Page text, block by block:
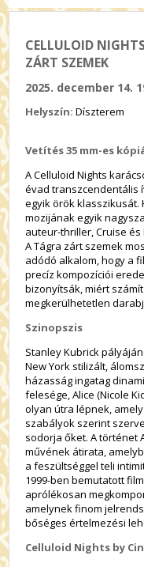
CELLULOID
ZÁRT SZEMEK
2025. december 14.
Helyszín:Díszterem
Vetítés 35 mm-es
A Celluloid Nights
évad transzcendentális
egyik örök klasszikusát.
mozijának egyik
auteur-thriller, Cruise
A Tágra zárt szemek
adódó alkalom, hogy a
precíz kompozíciói
bizonyítsák, miért
megkerülhetetlen
Szinopszis
Stanley Kubrick
New York stilizált,
házasság ingatag
felesége, Alice (Nicole
olyan útra lépnek,
szabályok szerint
sodorja őket. A történet
művének átirata,
a feszültséggel teli
1999-ben bemutatott
aprólékosan
amelynek finom
bőséges értelmezési
Celluloid Nights by